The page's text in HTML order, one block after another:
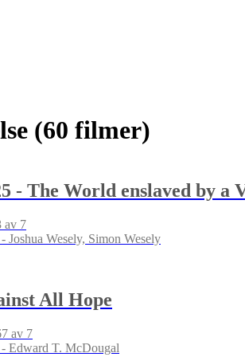
(60 filmer)
- The World enslaved by a
Joshua Wesely, Simon Wesely
All Hope
- Edward T. McDougal